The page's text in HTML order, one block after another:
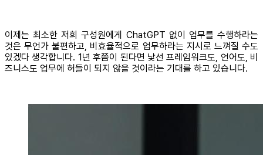
이제는 최소한 저희 구성원에게 ChatGPT 없이 업무를 수행하라는
것은 무언가 불편하고, 비효율적으로 업무하라는 지시로 느껴질 수도
있겠다 생각합니다. 1년 후쯤이 된다면 낯선 프레임워크도, 언어도, 비
즈니스도 업무에 허들이 되지 않을 것이라는 기대를 하고 있습니다.